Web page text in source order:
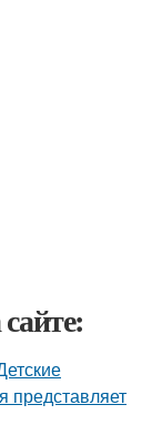
представляет